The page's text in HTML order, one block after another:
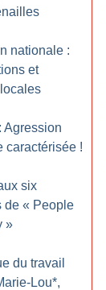
nationale :
et
Agression
caractérisée !
six
de « People
»
du travail
Lou*,